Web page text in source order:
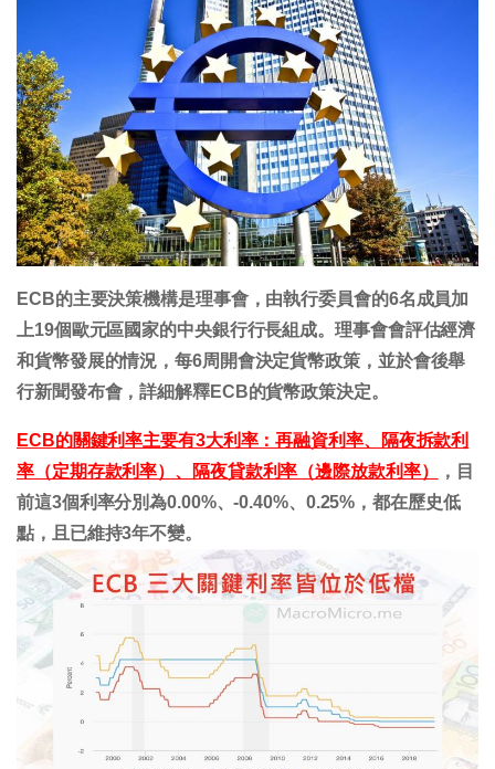
ECB的主要決策機構是理事會，由執行委員會的6名成員加
上19個歐元區國家的中央銀行行長組成。理事會會評估經濟
和貨幣發展的情況，每6周開會決定貨幣政策，並於會後舉
行新聞發布會，詳細解釋ECB的貨幣政策決定。
ECB的關鍵利率主要有3大利率：再融資利率、隔夜拆款利
率（定期存款利率）、隔夜貸款利率（邊際放款利率）
，目
前這3個利率分別為0.00%、-0.40%、0.25%，都在歷史低
點，且已維持3年不變。